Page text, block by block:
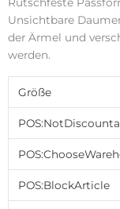
Unsichtbare
der Ärmel und
werden.
Größe
POS:BlockArticle